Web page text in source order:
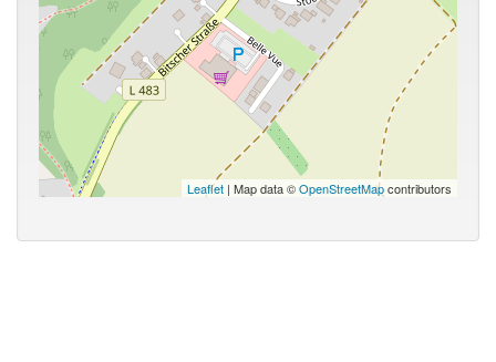
Leaflet | Map data ©OpenStreetMapcontributors